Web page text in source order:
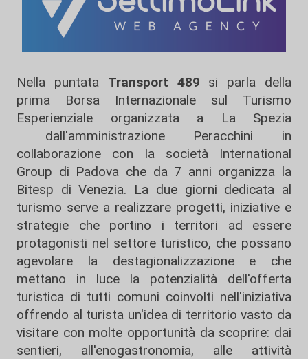
Nella puntata Transport 489 si parla della
prima Borsa Internazionale sul Turismo
Esperienziale organizzata a La Spezia
dall'amministrazione Peracchini in
collaborazione con la società International
Group di Padova che da 7 anni organizza la
Bitesp di Venezia. La due giorni dedicata al
turismo serve a realizzare progetti, iniziative e
strategie che portino i territori ad essere
protagonisti nel settore turistico, che possano
agevolare la destagionalizzazione e che
mettano in luce la potenzialità dell'offerta
turistica di tutti comuni coinvolti nell'iniziativa
offrendo al turista un'idea di territorio vasto da
visitare con molte opportunità da scoprire: dai
sentieri, all'enogastronomia, alle attività